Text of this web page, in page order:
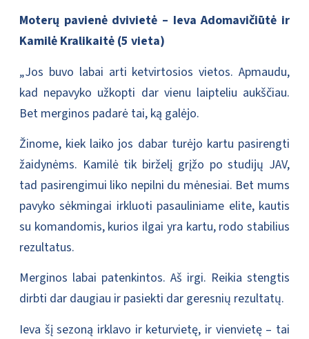
Moterų pavienė dvivietė – Ieva Adomavičiūtė ir
Kamilė Kralikaitė (5 vieta)
„Jos buvo labai arti ketvirtosios vietos. Apmaudu,
kad nepavyko užkopti dar vienu laipteliu aukščiau.
Bet merginos padarė tai, ką galėjo.
Žinome, kiek laiko jos dabar turėjo kartu pasirengti
žaidynėms. Kamilė tik birželį grįžo po studijų JAV,
tad pasirengimui liko nepilni du mėnesiai. Bet mums
pavyko sėkmingai irkluoti pasauliniame elite, kautis
su komandomis, kurios ilgai yra kartu, rodo stabilius
rezultatus.
Merginos labai patenkintos. Aš irgi. Reikia stengtis
dirbti dar daugiau ir pasiekti dar geresnių rezultatų.
Ieva šį sezoną irklavo ir keturvietę, ir vienvietę – tai